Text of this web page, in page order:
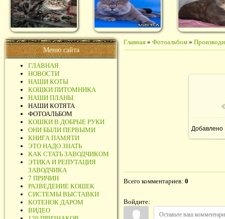
Меню сайта
ГЛАВНАЯ
НОВОСТИ
НАШИ КОТЫ
КОШКИ ПИТОМНИКА
НАШИ ПЛАНЫ
НАШИ КОТЯТА
ФОТОАЛЬБОМ
КОШКИ В ДОБРЫЕ РУКИ
ОНИ БЫЛИ ПЕРВЫМИ
КНИГА ПАМЯТИ
ЭТО НАДО ЗНАТЬ
КАК СТАТЬ ЗАВОДЧИКОМ
ЭТИКА И РЕПУТАЦИЯ
ЗАВОДЧИКА
7 ПРИЧИН
РАЗВЕДЕНИЕ КОШЕК
СИСТЕМЫ.ВЫСТАВКИ
КОТЕНОК ДАРОМ
ВИДЕО
Главная » Фотоальбом »
Добавлено
Всего комментариев: 0
Войдите: